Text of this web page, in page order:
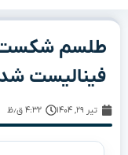
طلسم شکست!
فینالیست
تیر ۲۹, ۱۴۰۴ ۴:۳۲ ق٫ظ